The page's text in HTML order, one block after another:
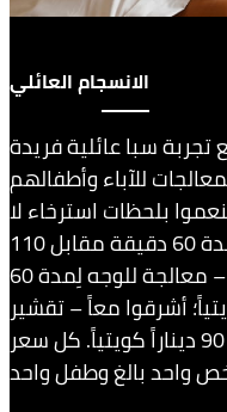
الانسجام العائلي
سبا عائلية فريدة
للآباء وأطفالهم
16 عاماً لينعموا بلحظات استرخاء لا
تُنسى. استجموا معاً: تدليك لمدة 60 دقيقة مقابل 110
ديناراً كويتياً؛ تألّقوا معاً – معالجة للوجه لِمدة 60
ديناراً كويتياً؛ أشرقوا معاً – تقشير
للجسم لمدة 45 دقيقة مقابل 90 ديناراً كويتياً. كل سعر